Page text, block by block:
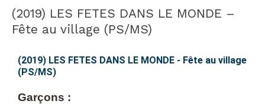
(2019) LES FETES DANS LE MONDE –
Fête au village (PS/MS)
(2019) LES FETES DANS LE MONDE - Fête au village
(PS/MS)
Garçons :
(2019)
LES
DANS
LE